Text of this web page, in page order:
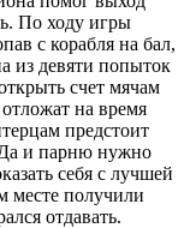
По ходу игры
с корабля на бал,
из девяти попыток
счет мячам
на время
предстоит
и парню нужно
себя с лучшей
месте получили
отдавать.